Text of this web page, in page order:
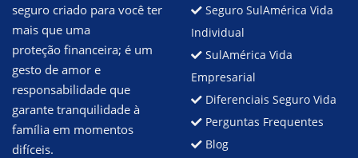
seguro criado para você ter
mais que uma
proteção financeira; é um
gesto de amor e
responsabilidade que
garante tranquilidade à
família em momentos
difíceis.
Seguro SulAmérica Vida
Individual
SulAmérica Vida
Empresarial
Diferenciais Seguro Vida
Perguntas Frequentes
Blog